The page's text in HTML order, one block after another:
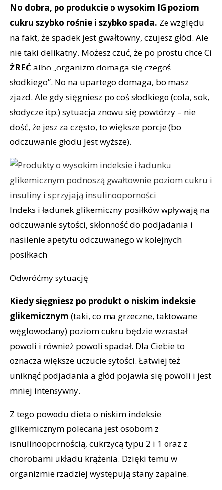
No dobra, po produkcie o wysokim IG poziom
cukru szybko rośnie i szybko spada. Ze względu
na fakt, że spadek jest gwałtowny, czujesz głód. Ale
nie taki delikatny. Możesz czuć, że po prostu chce Ci
ŻREĆ albo „organizm domaga się czegoś
słodkiego”. No na upartego domaga, bo masz
zjazd. Ale gdy sięgniesz po coś słodkiego (cola, sok,
słodycze itp.) sytuacja znowu się powtórzy – nie
dość, że jesz za często, to większe porcje (bo
odczuwanie głodu jest wyższe).
Indeks i ładunek glikemiczny posiłków wpływają na
odczuwanie sytości, skłonność do podjadania i
nasilenie apetytu odczuwanego w kolejnych
posiłkach
Odwróćmy sytuację
Kiedy sięgniesz po produkt o niskim indeksie
glikemicznym (taki, co ma grzeczne, taktowane
węglowodany) poziom cukru będzie wzrastał
powoli i również powoli spadał. Dla Ciebie to
oznacza większe uczucie sytości. Łatwiej też
uniknąć podjadania a głód pojawia się powoli i jest
mniej intensywny.
Z tego powodu dieta o niskim indeksie
glikemicznym polecana jest osobom z
isnulinoopornością, cukrzycą typu 2 i 1 oraz z
chorobami układu krążenia. Dzięki temu w
organizmie rzadziej występują stany zapalne.